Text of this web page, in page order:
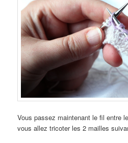
Vous passez maintenant le fil entre
vous allez tricoter les 2 mailles